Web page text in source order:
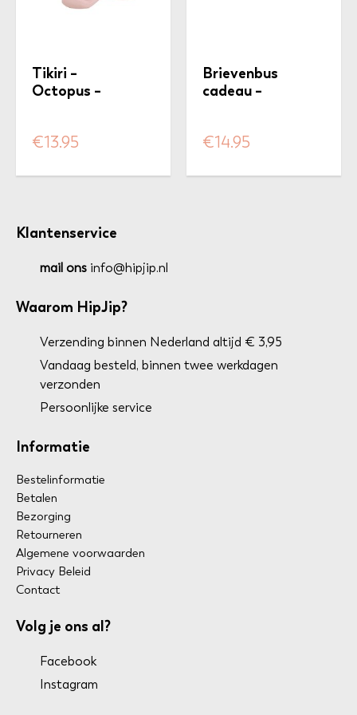
Tikiri –
Octopus –
€13.95
Brievenbus
cadeau –
kaartje naar
€14.95
Klantenservice
mail ons info@hipjip.nl
Waarom HipJip?
Verzending binnen Nederland altijd € 3,95
Vandaag besteld, binnen twee werkdagen
verzonden
Persoonlijke service
Informatie
Bestelinformatie
Betalen
Bezorging
Retourneren
Algemene voorwaarden
Privacy Beleid
Contact
Volg je ons al?
Facebook
Instagram